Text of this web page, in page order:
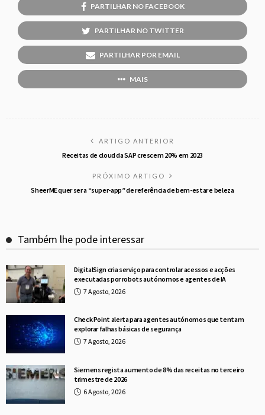
PARTILHAR NO FACEBOOK
PARTILHAR NO TWITTER
PARTILHAR POR EMAIL
MAIS
ARTIGO ANTERIOR
Receitas de cloud da SAP crescem 20% em 2023
PRÓXIMO ARTIGO
SheerME quer ser a “super-app” de referência de bem-estar e beleza
Também lhe pode interessar
DigitalSign cria serviço para controlar acessos e acções
executadas por robots autónomos e agentes de IA
7 Agosto, 2026
Check Point alerta para agentes autónomos que tentam
explorar falhas básicas de segurança
7 Agosto, 2026
Siemens regista aumento de 8% das receitas no terceiro
trimestre de 2026
6 Agosto, 2026